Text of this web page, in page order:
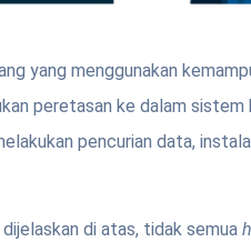
yang menggunakan
peretasan ke dalam
pencurian data,
di atas, tidak semua